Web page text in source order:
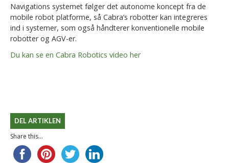
Navigations systemet følger det autonome koncept fra de
mobile robot platforme, så Cabra’s robotter kan integreres
ind i systemer, som også håndterer konventionelle mobile
robotter og AGV-er.
Du kan se en Cabra Robotics video her
DEL ARTIKLEN
Share this...